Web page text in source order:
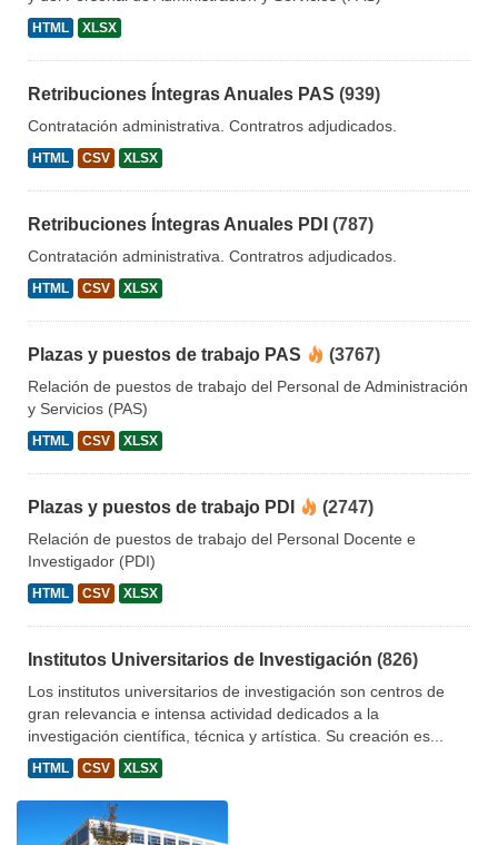
HTML XLSX
Retribuciones Íntegras Anuales PAS (939)
Contratación administrativa. Contratros adjudicados.
HTML CSV XLSX
Retribuciones Íntegras Anuales PDI (787)
Contratación administrativa. Contratros adjudicados.
HTML CSV XLSX
Plazas y puestos de trabajo PAS (3767)
Relación de puestos de trabajo del Personal de Administración
y Servicios (PAS)
HTML CSV XLSX
Plazas y puestos de trabajo PDI (2747)
Relación de puestos de trabajo del Personal Docente e
Investigador (PDI)
HTML CSV XLSX
Institutos Universitarios de Investigación (826)
Los institutos universitarios de investigación son centros de
gran relevancia e intensa actividad dedicados a la
investigación científica, técnica y artística. Su creación es...
HTML CSV XLSX